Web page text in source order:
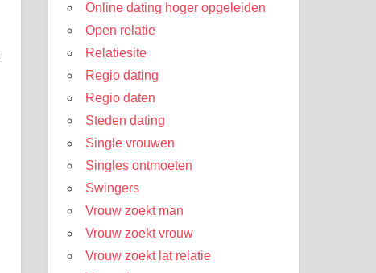
Online dating hoger opgeleiden
Open relatie
Relatiesite
Regio dating
Regio daten
Steden dating
Single vrouwen
Singles ontmoeten
Swingers
Vrouw zoekt man
Vrouw zoekt vrouw
Vrouw zoekt lat relatie